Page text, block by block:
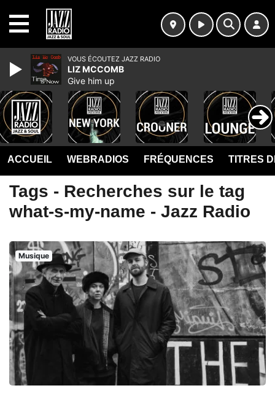
ACCUEIL WEBRADIOS FRÉQUENCES TITRES
Tags - Recherches sur le tag
what-s-my-name - Jazz Radio
Musique
VOUS ÉCOUTEZ JAZZ RADIO
LIZ MCCOMB
Give him up